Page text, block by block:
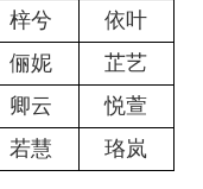
梓兮
依叶
俪妮
芷艺
卿云
悦萱
若慧
珞岚